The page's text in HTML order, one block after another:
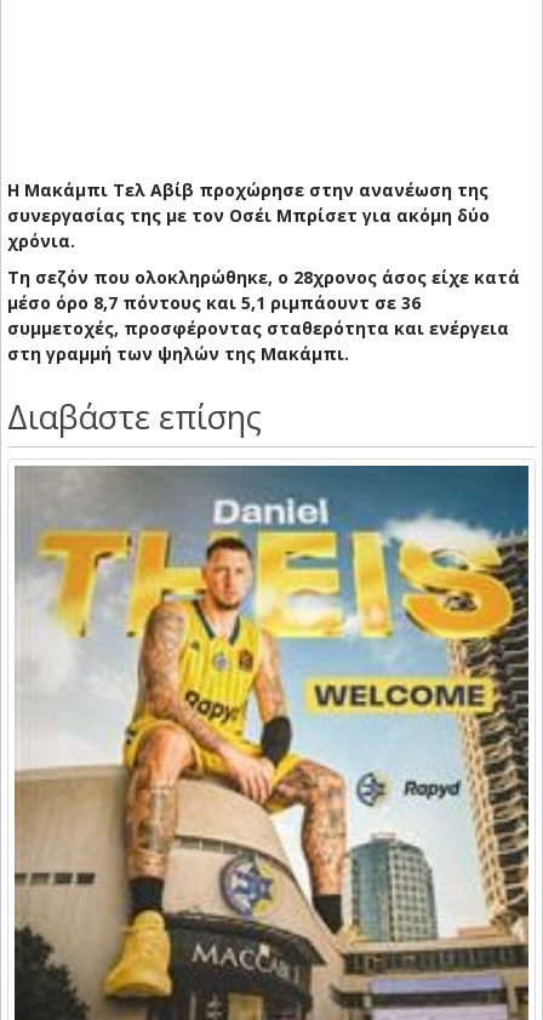
Η Μακάμπι Τελ Αβίβ προχώρησε στην ανανέωση της
συνεργασίας της με τον Οσέι Μπρίσετ για ακόμη δύο
χρόνια.
Τη σεζόν που ολοκληρώθηκε, ο 28χρονος άσος είχε κατά
μέσο όρο 8,7 πόντους και 5,1 ριμπάουντ σε 36
συμμετοχές, προσφέροντας σταθερότητα και ενέργεια
στη γραμμή των ψηλών της Μακάμπι.
Διαβάστε επίσης